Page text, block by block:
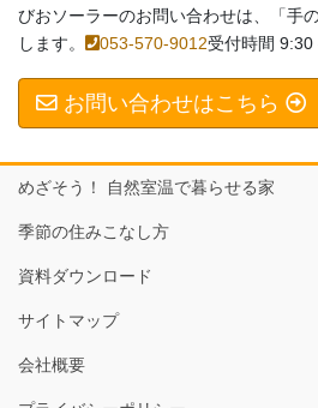
びおソーラーのお問い合わせは、「手
します。
053-570-9012受付時間
お問い合わせはこちら
めざそう！ 自然室温で暮らせる家
季節の住みこなし方
資料ダウンロード
サイトマップ
会社概要